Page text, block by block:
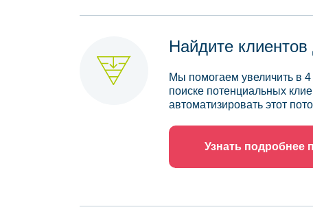
Найдите
Мы помогаем увеличить в
поиске потенциальных
автоматизировать этот
Узнать подробнее